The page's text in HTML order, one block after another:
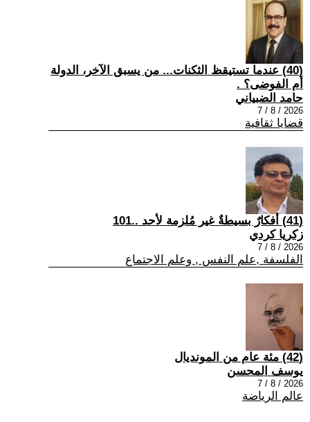
(40) عندما تستيقظ الثكنات... من يسبق الآخر، الدولة
أم الفوضى؟ .
حامد الضبياني
2026 / 8 / 7
قضايا ثقافية
(41) أفكارٌ بسيطةٌ غير مُلزمة لأحد ..101
زكريا كردي
2026 / 8 / 7
الفلسفة ,علم النفس , وعلم الاجتماع
(42) مئة عام من المونديال
يوسف المحسن
2026 / 8 / 7
عالم الرياضة